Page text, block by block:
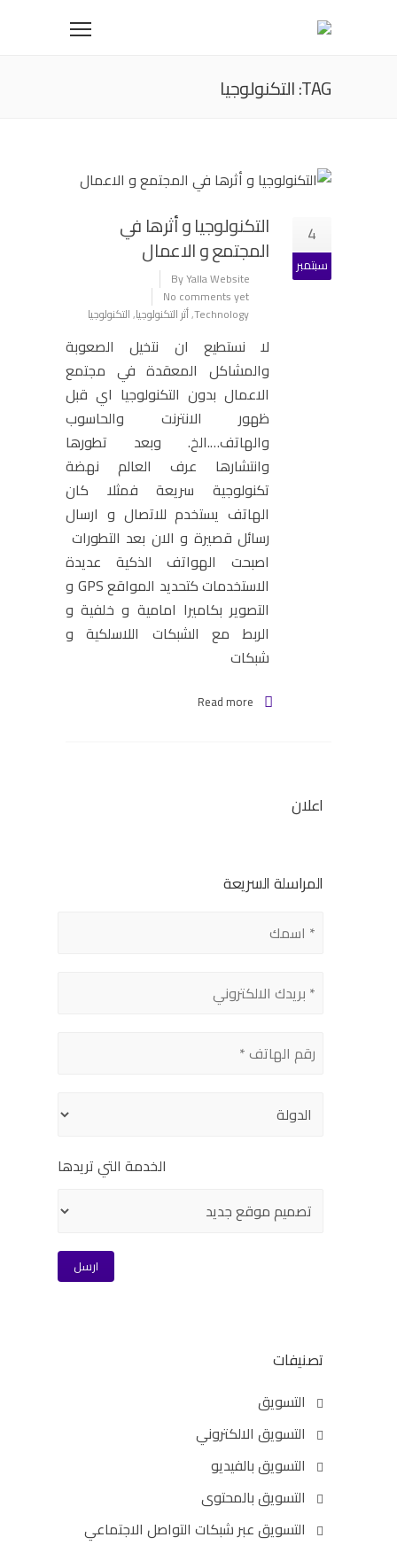
TAG: التكنولوجيا
4
سبتمبر
التكنولوجيا و أثرها في
المجتمع و الاعمال
By Yalla Website
No comments yet
Technology
,أثر التكنولوجيا,التكنولوجيا
لا نستطيع ان نتخيل الصعوبة
والمشاكل المعقدة في مجتمع
الاعمال بدون التكنولوجيا اي قبل
ظهور الانترنت والحاسوب
والهاتف….الخ. وبعد تطورها
وانتشارها عرف العالم نهضة
تكنولوجية سريعة فمثلا كان
الهاتف يستخدم للاتصال و ارسال
رسائل قصيرة و الان بعد التطورات
اصبحت الهواتف الذكية عديدة
الاستخدمات كتحديد المواقع GPS و
التصوير بكاميرا امامية و خلفية و
الربط مع الشبكات اللاسلكية و
شبكات
Read more
اعلان
المراسلة السريعة
الخدمة التي تريدها
تصنيفات
التسويق
التسويق الالكتروني
التسويق بالفيديو
التسويق بالمحتوى
التسويق عبر شبكات التواصل الاجتماعي